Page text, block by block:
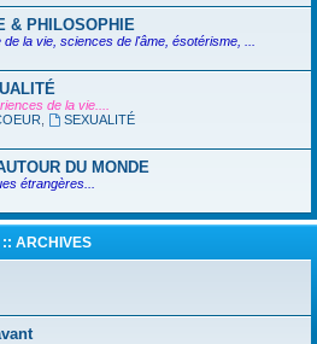
& PHILOSOPHIE
la vie, sciences de l'âme, ésotérisme, ...
de la vie....
SEXUALITÉ
DU MONDE
étrangères...
:: ARCHIVES